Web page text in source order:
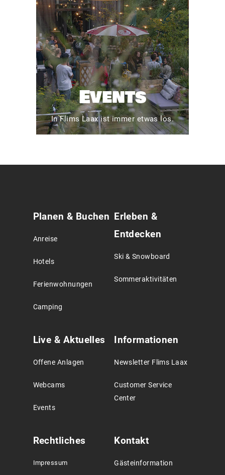
Events
In Flims Laax ist immer etwas los.
Planen & Buchen
Anreise
Hotels
Ferienwohnungen
Camping
Erleben &
Entdecken
Ski & Snowboard
Sommeraktivitäten
Live & Aktuelles
Offene Anlagen
Webcams
Events
Informationen
Newsletter Flims Laax
Customer Service
Center
Rechtliches
Impressum
Kontakt
Gästeinformation
Service